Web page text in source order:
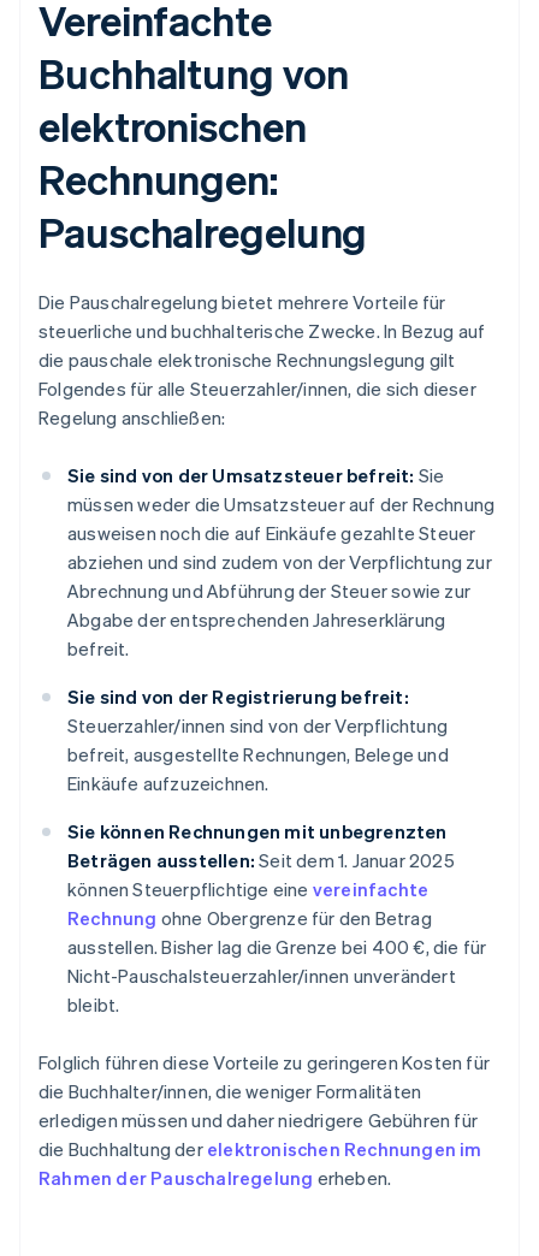
Vereinfachte
Buchhaltung von
elektronischen
Rechnungen:
Pauschalregelung
Die Pauschalregelung bietet mehrere Vorteile für
steuerliche und buchhalterische Zwecke. In Bezug auf
die pauschale elektronische Rechnungslegung gilt
Folgendes für alle Steuerzahler/innen, die sich dieser
Regelung anschließen:
Sie sind von der Umsatzsteuer befreit: Sie
müssen weder die Umsatzsteuer auf der Rechnung
ausweisen noch die auf Einkäufe gezahlte Steuer
abziehen und sind zudem von der Verpflichtung zur
Abrechnung und Abführung der Steuer sowie zur
Abgabe der entsprechenden Jahreserklärung
befreit.
Sie sind von der Registrierung befreit:
Steuerzahler/innen sind von der Verpflichtung
befreit, ausgestellte Rechnungen, Belege und
Einkäufe aufzuzeichnen.
Sie können Rechnungen mit unbegrenzten
Beträgen ausstellen: Seit dem 1. Januar 2025
können Steuerpflichtige eine vereinfachte
Rechnung ohne Obergrenze für den Betrag
ausstellen. Bisher lag die Grenze bei 400 €, die für
Nicht-Pauschalsteuerzahler/innen unverändert
bleibt.
Folglich führen diese Vorteile zu geringeren Kosten für
die Buchhalter/innen, die weniger Formalitäten
erledigen müssen und daher niedrigere Gebühren für
die Buchhaltung der elektronischen Rechnungen im
Rahmen der Pauschalregelung erheben.